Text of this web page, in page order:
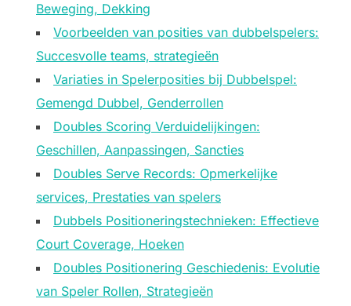
Beweging, Dekking
Voorbeelden van posities van dubbelspelers:
Succesvolle teams, strategieën
Variaties in Spelerposities bij Dubbelspel:
Gemengd Dubbel, Genderrollen
Doubles Scoring Verduidelijkingen:
Geschillen, Aanpassingen, Sancties
Doubles Serve Records: Opmerkelijke
services, Prestaties van spelers
Dubbels Positioneringstechnieken: Effectieve
Court Coverage, Hoeken
Doubles Positionering Geschiedenis: Evolutie
van Speler Rollen, Strategieën